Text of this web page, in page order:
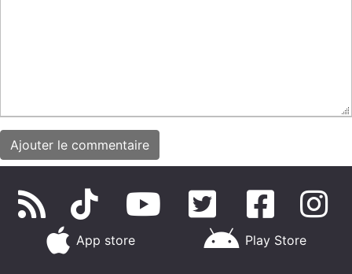
App store Play Store